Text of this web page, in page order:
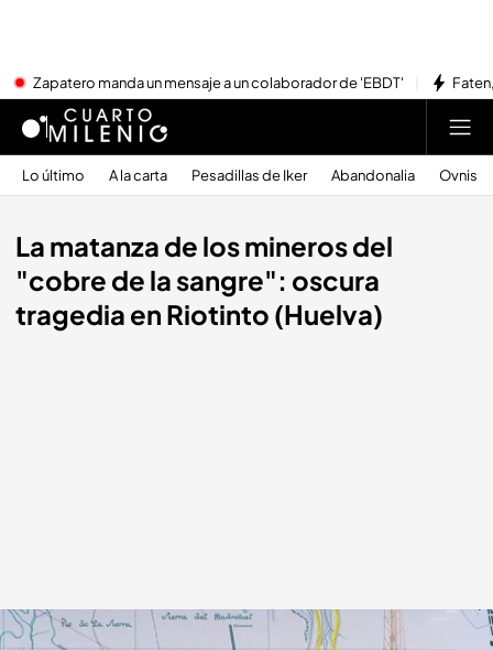
Zapatero manda un mensaje a un colaborador de 'EBDT'
Lo último A la carta Pesadillas de Iker Abandonalia Ovnis
La matanza de los mineros del
"cobre de la sangre": oscura
tragedia en Riotinto (Huelva)